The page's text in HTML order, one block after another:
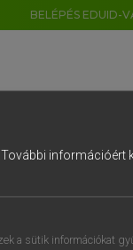
BELÉPÉS EDUID-
További információért
a sütik információkat
7 8 9
u i